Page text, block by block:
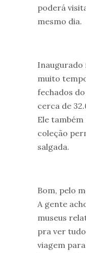
poderá
mesmo dia.
Inaugurado
muito
fechados
cerca de
Ele
coleção
salgada.
Bom, pelo
A gente
museus
pra ver
viagem